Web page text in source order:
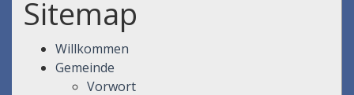
Sitemap
Willkommen
Gemeinde
Vorwort